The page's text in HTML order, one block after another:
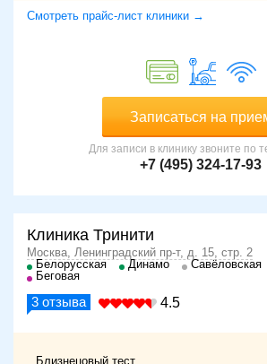
Смотреть прайс-лист клиники →
Записаться на
Для записи в клинику звоните по
+7 (495) 324-17-93
Клиника Тринити
Москва, Ленинградский пр-т, д. 15, стр. 2
Белорусская
Динамо
Савёловская
Беговая
3 отзыва 4.5
Близнецовый тест